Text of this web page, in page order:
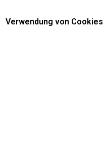
Verwendung von Cookies